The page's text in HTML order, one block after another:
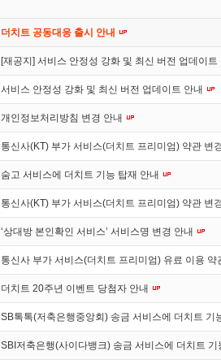
더치트 공동대응 출시 안내
[재공지] 서비스 안정성 강화 및 최신 버전 업데이트
서비스 안정성 강화 및 최신 버전 업데이트 안내
개인정보처리방침 변경 안내
통신사(KT) 부가 서비스(더치트 프리미엄) 약관 변
숨고 서비스에 더치트 기능 탑재 안내
통신사(KT) 부가 서비스(더치트 프리미엄) 약관 변
‘상대방 본인확인 서비스’ 서비스명 변경 안내
통신사 부가 서비스(더치트 프리미엄) 유료 이용 약
더치트 20주년 이벤트 당첨자 안내
SB톡톡(저축은행중앙회) 송금 서비스에 더치트 기
SBI저축은행(사이다뱅크) 송금 서비스에 더치트 기